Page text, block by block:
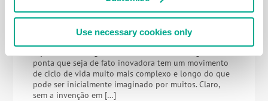
Use necessary cookies only
CHEGANDO COM TUDO!
Inventar novas tecnologias de ponta é apenas a
ponta que seja de fato inovadora tem um movimento
de ciclo de vida muito mais complexo e longo do que
pode ser inicialmente imaginado por muitos. Claro,
sem a invenção em […]